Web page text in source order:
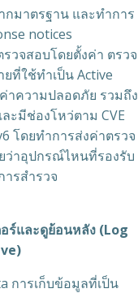
กมาตรฐาน และทำการ
notices
วจสอบโดยตั้งค่า ตรวจ
ที่ใช้ทำเป็น Active
าความปลอดภัย รวมถึง
ะมีช่องโหว่ตาม CVE
โดยทำการส่งค่าตรวจ
ว่าอุปกรณ์ไหนที่รองรับ
ารสำรวจ
ร์และดูย้อนหลัง (Log
การเก็บข้อมูลที่เป็น